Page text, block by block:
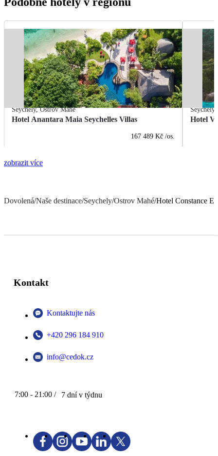
Seychely,Ostrov Mahé
Hotel Anantara Maia Seychelles Villas
167 489 Kč /os.
Seychely
Hotel
zobrazit více
Dovolená/Naše destinace/Seychely/Ostrov Mahé/Hotel Constance
Kontakt
Kontaktujte nás
+420 296 184 910
info@cedok.cz
7:00 - 21:00 / 7 dní v týdnu